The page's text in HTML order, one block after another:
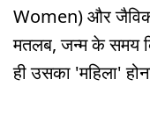
Women) और
मतलब, जन्म के समय
ही उसका 'महिला'